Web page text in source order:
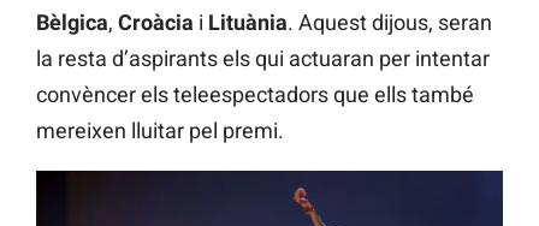
Bèlgica, Croàcia i Lituània. Aquest dijous, seran
la resta d’aspirants els qui actuaran per intentar
convèncer els teleespectadors que ells també
mereixen lluitar pel premi.